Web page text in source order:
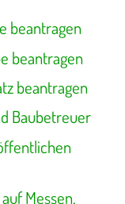
beantragen
beantragen
beantragen
Baubetreuer
Messen,